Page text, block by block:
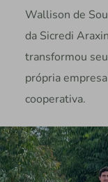
Wallison de
da Sicredi
transformou
própria
cooperativa.